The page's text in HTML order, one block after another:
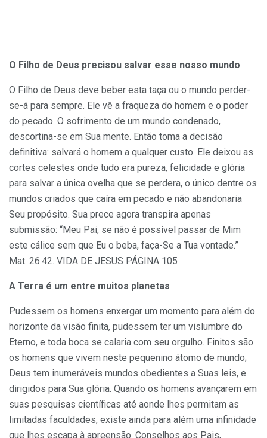
O Filho de Deus precisou salvar esse nosso mundo
O Filho de Deus deve beber esta taça ou o mundo perder-
se-á para sempre. Ele vê a fraqueza do homem e o poder
do pecado. O sofrimento de um mundo condenado,
descortina-se em Sua mente. Então toma a decisão
definitiva: salvará o homem a qualquer custo. Ele deixou as
cortes celestes onde tudo era pureza, felicidade e glória
para salvar a única ovelha que se perdera, o único dentre os
mundos criados que caíra em pecado e não abandonaria
Seu propósito. Sua prece agora transpira apenas
submissão: “Meu Pai, se não é possível passar de Mim
este cálice sem que Eu o beba, faça-Se a Tua vontade.”
Mat. 26:42. VIDA DE JESUS PÁGINA 105
A Terra é um entre muitos planetas
Pudessem os homens enxergar um momento para além do
horizonte da visão finita, pudessem ter um vislumbre do
Eterno, e toda boca se calaria com seu orgulho. Finitos são
os homens que vivem neste pequenino átomo de mundo;
Deus tem inumeráveis mundos obedientes a Suas leis, e
dirigidos para Sua glória. Quando os homens avançarem em
suas pesquisas científicas até aonde lhes permitam as
limitadas faculdades, existe ainda para além uma infinidade
que lhes escapa à apreensão. Conselhos aos Pais,